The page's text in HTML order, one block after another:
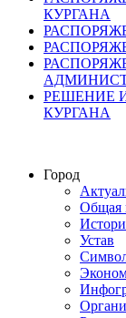
КУРГАНА
РЕШЕНИЕ
КУРГАНА
Город
Общая
Устав